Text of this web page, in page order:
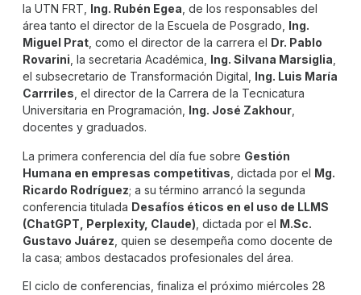
la UTN FRT, Ing. Rubén Egea , de los responsables del
área tanto el director de la Escuela de Posgrado, Ing.
Miguel Prat , como el director de la carrera el Dr. Pablo
Rovarini , la secretaria Académica, Ing. Silvana Marsiglia
el subsecretario de Transformación Digital, Ing. Luis María
Carrriles , el director de la Carrera de la Tecnicatura
Universitaria en Programación, Ing. José Zakhour
docentes y graduados.
La primera conferencia del día fue sobre Gestión
Humana en empresas competitivas , dictada por el Mg.
Ricardo Rodríguez; a su término arrancó la segunda
conferencia titulada Desafíos éticos en el uso de LLMS
(ChatGPT, Perplexity, Claude) , dictada por el M.Sc.
Gustavo Juárez , quien se desempeña como docente de
la casa; ambos destacados profesionales del área.
El ciclo de conferencias, finaliza el próximo miércoles 28